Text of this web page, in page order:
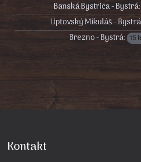
Banská Bystrica - Bystrá:
Liptovský Mikuláš -
Brezno - Bystrá: 15
Kontakt